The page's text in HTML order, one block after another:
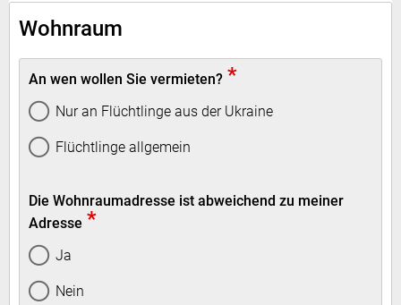
Wohnraum
An wen wollen Sie vermieten? *
Nur an Flüchtlinge aus der Ukraine
Flüchtlinge allgemein
Die Wohnraumadresse ist abweichend zu meiner
Adresse *
Ja
Nein